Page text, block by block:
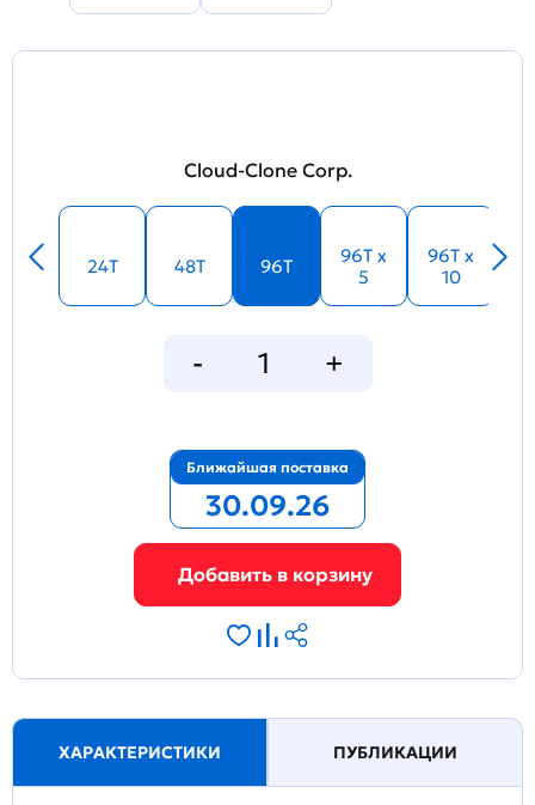
Cloud-Clone Corp.
24T 48T 96T
96T x
5
96T x
10
Ближайшая поставка
30.09.26
ХАРАКТЕРИСТИКИ ПУБЛИКАЦИИ